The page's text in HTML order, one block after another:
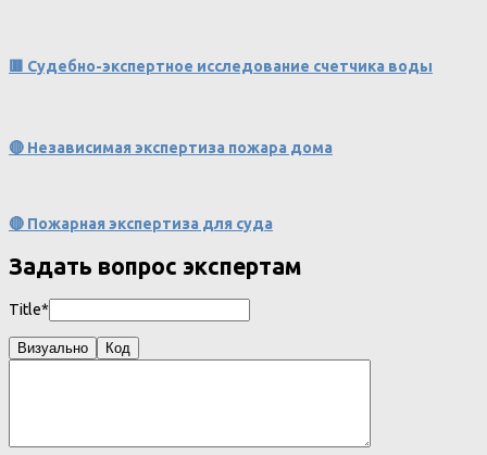
🟥 Судебно-экспертное исследование счетчика воды
🔴 Независимая экспертиза пожара дома
🔴 Пожарная экспертиза для суда
Задать вопрос экспертам
Title*
Визуально Код